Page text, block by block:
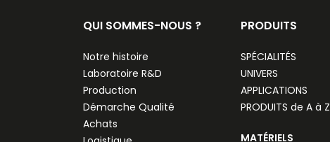
QUI SOMMES-NOUS ?
Notre histoire
Laboratoire R&D
Production
Démarche Qualité
Achats
PRODUITS
SPÉCIALITÉS
UNIVERS
APPLICATIONS
PRODUITS de A à Z
MATÉRIELS